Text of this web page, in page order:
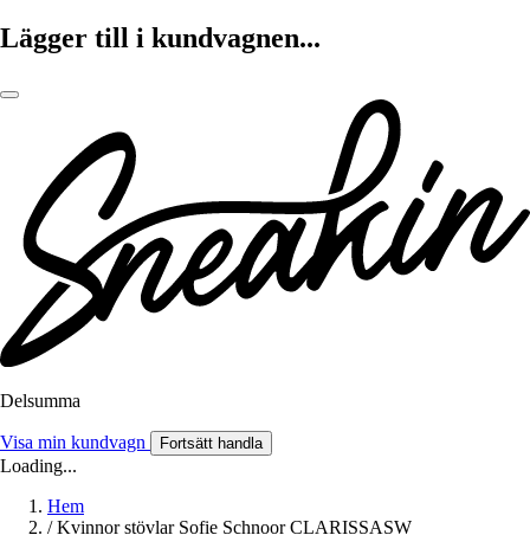
Lägger till i kundvagnen...
Delsumma
Visa min kundvagn Fortsätt handla
Loading...
Hem
/ Kvinnor stövlar Sofie Schnoor CLARISSASW